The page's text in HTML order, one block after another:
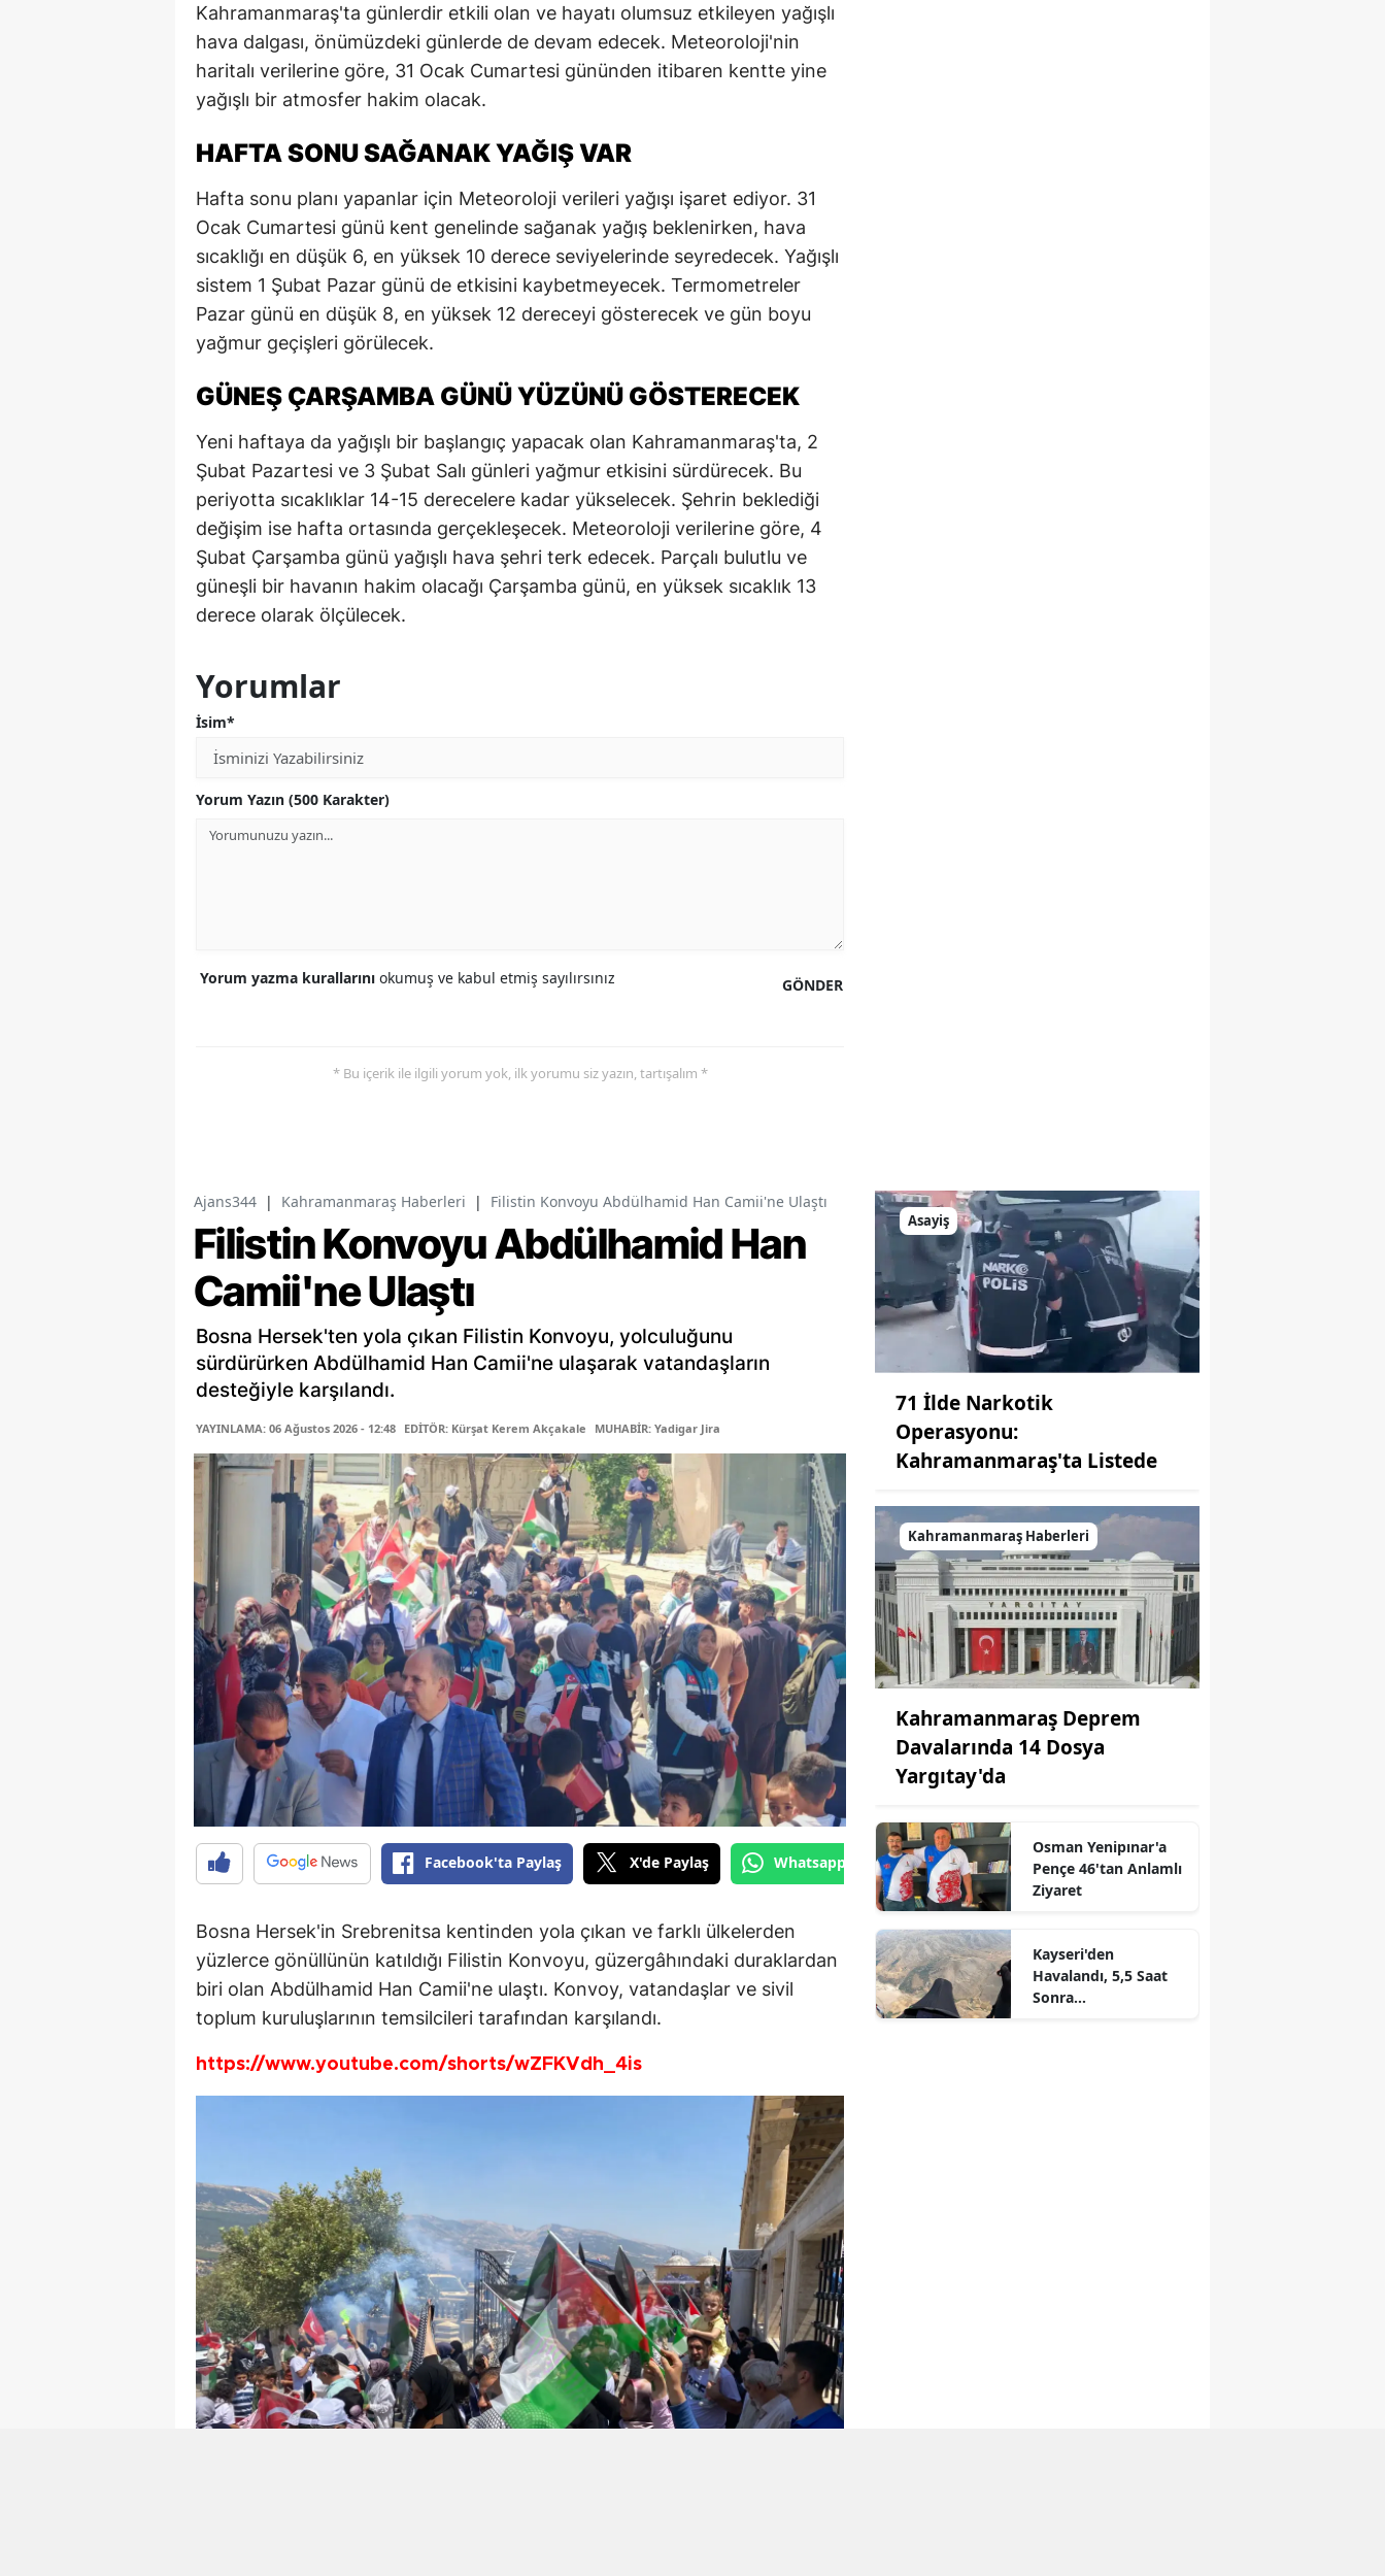
Kahramanmaraş'ta günlerdir etkili olan ve hayatı olumsuz etkileyen yağışlı
hava dalgası, önümüzdeki günlerde de devam edecek. Meteoroloji'nin
haritalı verilerine göre, 31 Ocak Cumartesi gününden itibaren kentte yine
yağışlı bir atmosfer hakim olacak.
HAFTA SONU SAĞANAK YAĞIŞ VAR
Hafta sonu planı yapanlar için Meteoroloji verileri yağışı işaret ediyor. 31
Ocak Cumartesi günü kent genelinde sağanak yağış beklenirken, hava
sıcaklığı en düşük 6, en yüksek 10 derece seviyelerinde seyredecek. Yağışlı
sistem 1 Şubat Pazar günü de etkisini kaybetmeyecek. Termometreler
Pazar günü en düşük 8, en yüksek 12 dereceyi gösterecek ve gün boyu
yağmur geçişleri görülecek.
GÜNEŞ ÇARŞAMBA GÜNÜ YÜZÜNÜ GÖSTERECEK
Yeni haftaya da yağışlı bir başlangıç yapacak olan Kahramanmaraş'ta, 2
Şubat Pazartesi ve 3 Şubat Salı günleri yağmur etkisini sürdürecek. Bu
periyotta sıcaklıklar 14-15 derecelere kadar yükselecek. Şehrin beklediği
değişim ise hafta ortasında gerçekleşecek. Meteoroloji verilerine göre, 4
Şubat Çarşamba günü yağışlı hava şehri terk edecek. Parçalı bulutlu ve
güneşli bir havanın hakim olacağı Çarşamba günü, en yüksek sıcaklık 13
derece olarak ölçülecek.
Yorumlar
İsim*
Yorum Yazın (500 Karakter)
GÖNDER
Yorum yazma kurallarını okumuş ve kabul etmiş sayılırsınız
* Bu içerik ile ilgili yorum yok, ilk yorumu siz yazın, tartışalım *
Ajans344 | Kahramanmaraş Haberleri | Filistin Konvoyu Abdülhamid Han Camii'ne Ulaştı
Filistin Konvoyu Abdülhamid Han
Camii'ne Ulaştı
Bosna Hersek'ten yola çıkan Filistin Konvoyu, yolculuğunu
sürdürürken Abdülhamid Han Camii'ne ulaşarak vatandaşların
desteğiyle karşılandı.
YAYINLAMA: 06 Ağustos 2026 - 12:48 EDİTÖR: Kürşat Kerem Akçakale MUHABİR: Yadigar Jira
Facebook'ta Paylaş X'de Paylaş Whatsapp'tan Gönder
Bosna Hersek'in Srebrenitsa kentinden yola çıkan ve farklı ülkelerden
yüzlerce gönüllünün katıldığı Filistin Konvoyu, güzergâhındaki duraklardan
biri olan Abdülhamid Han Camii'ne ulaştı. Konvoy, vatandaşlar ve sivil
toplum kuruluşlarının temsilcileri tarafından karşılandı.
https://www.youtube.com/shorts/wZFKVdh_4is
Asayiş
71 İlde Narkotik
Operasyonu:
Kahramanmaraş'ta Listede
Kahramanmaraş Haberleri
Kahramanmaraş Deprem
Davalarında 14 Dosya
Yargıtay'da
Osman Yenipınar'a
Pençe 46'tan Anlamlı
Ziyaret
Kayseri'den
Havalandı, 5,5 Saat
Sonra